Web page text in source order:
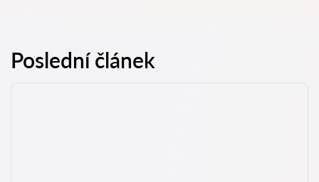
Poslední článek